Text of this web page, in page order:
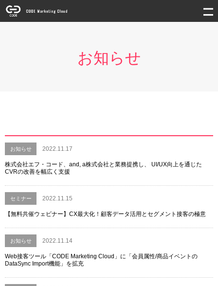
お知らせ
お知らせ 2022.11.17
株式会社エフ・コード、and, a株式会社と業務提携し、 UI/UX向上を通じた
CVRの改善を幅広く支援
セミナー 2022.11.15
【無料共催ウェビナー】CX最大化！顧客データ活用とセグメント接客の極意
お知らせ 2022.11.14
Web接客ツール「CODE Marketing Cloud」に「会員属性/商品イベントの
DataSync Import機能」を拡充